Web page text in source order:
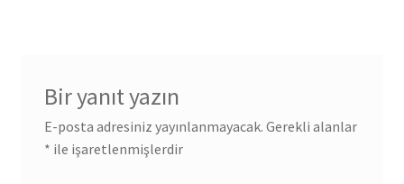
Bir yanıt yazın
E-posta adresiniz yayınlanmayacak. Gerekli alanlar
* ile işaretlenmişlerdir